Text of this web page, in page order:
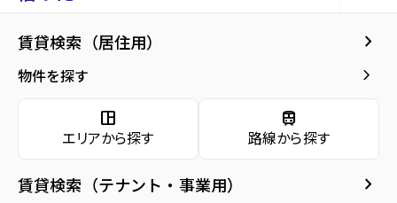
賃貸検索（居住用） keyboard_arrow_right
物件を探す keyboard_arrow_right
space_dashboard
エリアから探す
train
路線から探す
賃貸検索（テナント・事業用） keyboard_arrow_right
建物概要
現在募集中の物件arrow_forward
arrow_forward
地図・周辺環境 arrow_forward
GRANDIA卸町 2階
管理費・共益費